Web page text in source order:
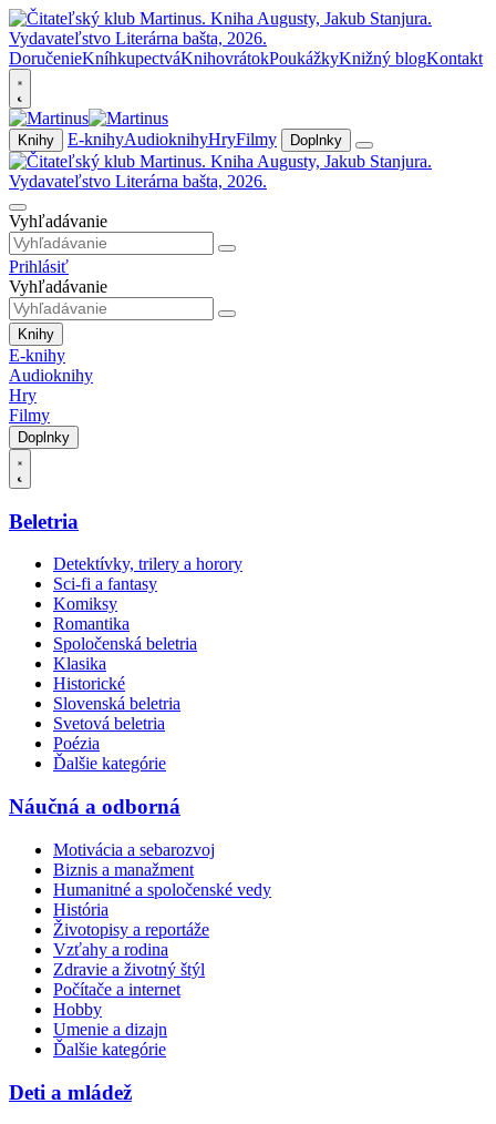
DoručenieKníhkupectváKnihovrátokPoukážkyKnižný blogKontakt
Knihy E-knihyAudioknihyHryFilmy Doplnky
Vyhľadávanie
Prihlásiť
Vyhľadávanie
Knihy
E-knihy
Audioknihy
Hry
Filmy
Doplnky
Beletria
Detektívky, trilery a horory
Sci-fi a fantasy
Komiksy
Romantika
Spoločenská beletria
Klasika
Historické
Slovenská beletria
Svetová beletria
Poézia
Ďalšie kategórie
Náučná a odborná
Motivácia a sebarozvoj
Biznis a manažment
Humanitné a spoločenské vedy
História
Životopisy a reportáže
Vzťahy a rodina
Zdravie a životný štýl
Počítače a internet
Hobby
Umenie a dizajn
Ďalšie kategórie
Deti a mládež